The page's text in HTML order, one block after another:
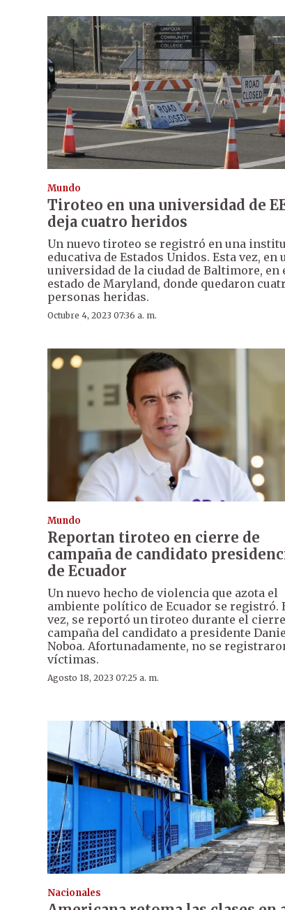
Mundo
Tiroteo en una universidad de
deja cuatro heridos
Un nuevo tiroteo se registró en una
educativa de Estados Unidos. Esta vez, en
universidad de la ciudad de Baltimore, en
estado de Maryland, donde quedaron
personas heridas.
Octubre 4, 2023 07:36 a. m.
Mundo
Reportan tiroteo en cierre de
campaña de candidato
de Ecuador
Un nuevo hecho de violencia que azota el
ambiente político de Ecuador se registró.
vez, se reportó un tiroteo durante el
campaña del candidato a presidente
Noboa. Afortunadamente, no se
víctimas.
Agosto 18, 2023 07:25 a. m.
Nacionales